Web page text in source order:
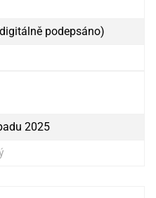
podepsáno)
2025